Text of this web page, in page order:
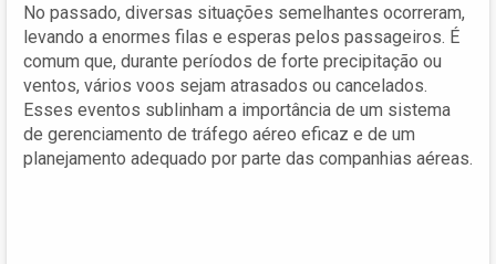
No passado, diversas situações semelhantes ocorreram,
levando a enormes filas e esperas pelos passageiros. É
comum que, durante períodos de forte precipitação ou
ventos, vários voos sejam atrasados ou cancelados.
Esses eventos sublinham a importância de um sistema
de gerenciamento de tráfego aéreo eficaz e de um
planejamento adequado por parte das companhias aéreas.